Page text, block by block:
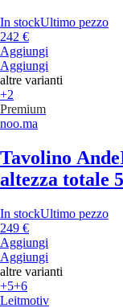
In stockUltimo pezzo
242 €
Aggiungi
Aggiungi
altre varianti
+2
Premium
noo.ma
Tavolino Ande
altezza totale
In stockUltimo pezzo
249 €
Aggiungi
Aggiungi
altre varianti
+5+6
Leitmotiv